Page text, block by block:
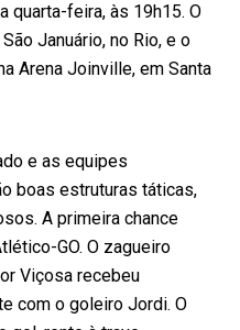
quarta-feira, às 19h15. O
Januário, no Rio, e o
Arena Joinville, em Santa
e as equipes
boas estruturas táticas,
A primeira chance
GO. O zagueiro
Viçosa recebeu
com o goleiro Jordi. O